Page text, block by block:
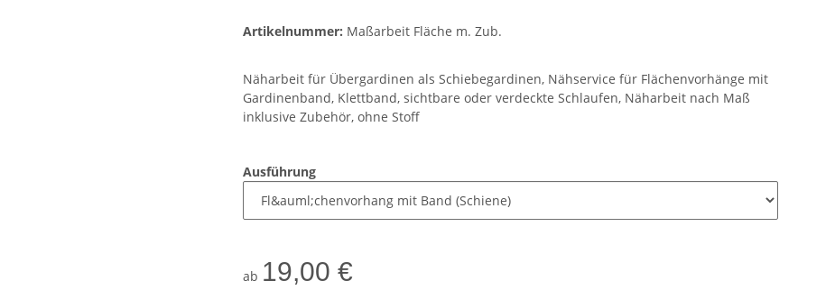
Artikelnummer: Maßarbeit Fläche m. Zub.
Näharbeit für Übergardinen als Schiebegardinen, Nähservice für Flächenvorhänge mit
Gardinenband, Klettband, sichtbare oder verdeckte Schlaufen, Näharbeit nach Maß
inklusive Zubehör, ohne Stoff
Ausführung
ab 19,00 €